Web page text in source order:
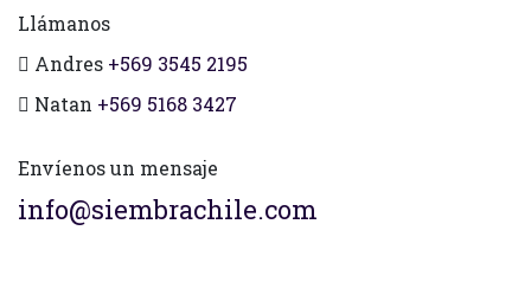
Llámanos
Andres +569 3545 2195
Natan +569 5168 3427
Envíenos un mensaje
info@siembrachile.com